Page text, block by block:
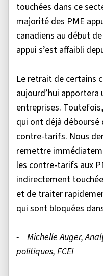
touchées dans ce
majorité des PME
canadiens au début
appui s’est affaibli
Le retrait de certains
aujourd’hui
entreprises.
qui ont déjà
contre-tarifs. Nous
remettre
les contre-tarifs aux
indirectement
et de traiter
qui sont bloquées
- Michelle Auger,
politiques, FCEI